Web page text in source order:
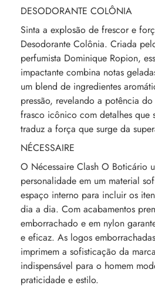
DESODORANTE COLÔNIA
Sinta a explosão de frescor e
Desodorante Colônia. Criada
perfumista Dominique Ropion,
impactante combina notas
um blend de ingredientes
pressão, revelando a potência
frasco icônico com detalhes que
traduz a força que surge da
NÉCESSAIRE
O Nécessaire Clash O Boticário
personalidade em um material
espaço interno para incluir os
dia a dia. Com acabamentos
emborrachado e em nylon
e eficaz. As logos
imprimem a sofisticação da
indispensável para o homem
praticidade e estilo.